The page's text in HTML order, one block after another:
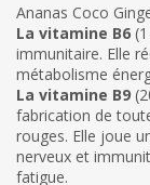
Ananas Coco
La vitamine B6
immunitaire. Elle
métabolisme
La vitamine B9
fabrication de
rouges. Elle joue
nerveux et
fatigue.